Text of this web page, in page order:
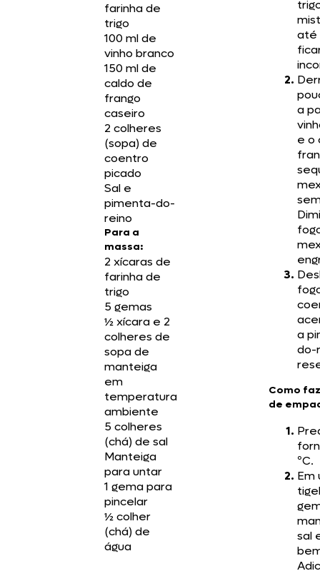
farinha de
trigo
100 ml de
vinho branco
150 ml de
caldo de
frango
caseiro
2 colheres
(sopa) de
coentro
picado
Sal e
pimenta-do-
reino
Para a
massa:
2 xícaras de
farinha de
trigo
5 gemas
½ xícara e 2
colheres de
sopa de
manteiga
em
temperatura
ambiente
5 colheres
(chá) de sal
Manteiga
para untar
1 gema para
pincelar
½ colher
(chá) de
água
até
a
e o
a
do-
Como
de
ºC.
Em
sal